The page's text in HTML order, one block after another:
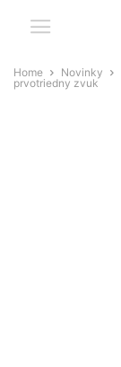
Home Novinky
prvotriedny zvuk